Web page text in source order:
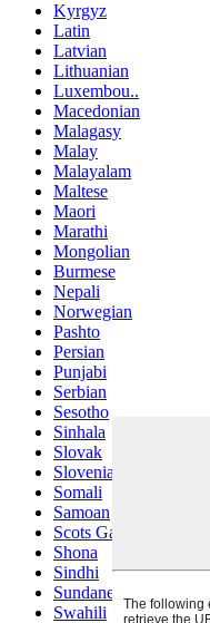
Kyrgyz
Latin
Latvian
Lithuanian
Luxembou..
Macedonian
Malagasy
Malay
Malayalam
Maltese
Maori
Marathi
Mongolian
Burmese
Nepali
Norwegian
Pashto
Persian
Punjabi
Serbian
Sesotho
Sinhala
Slovak
Slovenian
Somali
Samoan
Scots Gaelic
Shona
Sindhi
Sundanese
Swahili